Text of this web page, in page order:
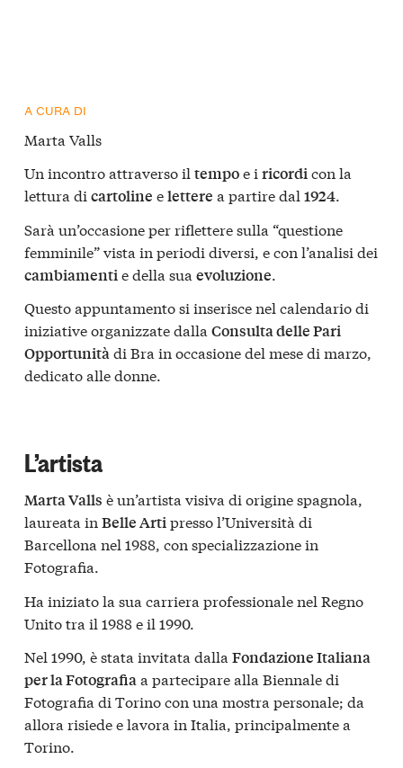
A CURA DI
Marta Valls
Un incontro attraverso il tempoe i ricordicon la
lettura di cartoline elettere a partire dal 1924.
Sarà un’occasione per riflettere sulla “questione
femminile” vista in periodi diversi, e con l’analisi dei
cambiamentie della sua evoluzione.
Questo appuntamento si inserisce nel calendario di
iniziative organizzate dalla Consulta delle Pari
Opportunitàdi Bra in occasione del mese di marzo,
dedicato alle donne.
L’artista
Marta Valls è un’artista visiva di origine spagnola,
laureata in Belle Artipresso l’Università di
Barcellona nel 1988, con specializzazione in
Fotografia.
Ha iniziato la sua carriera professionale nel Regno
Unito tra il 1988 e il 1990.
Nel 1990, è stata invitata dalla Fondazione Italiana
per la Fotografiaa partecipare alla Biennale di
Fotografia di Torino con una mostra personale; da
allora risiede e lavora in Italia, principalmente a
Torino.